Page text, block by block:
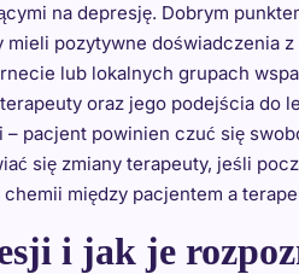
na depresję. Dobrym
pozytywne doświadczenia
lub lokalnych grupach
oraz jego podejścia do
pacjent powinien czuć się
się zmiany terapeuty, jeśli
między pacjentem a
i jak je